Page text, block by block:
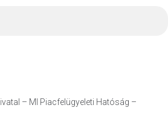
– MI Piacfelügyeleti Hatóság –